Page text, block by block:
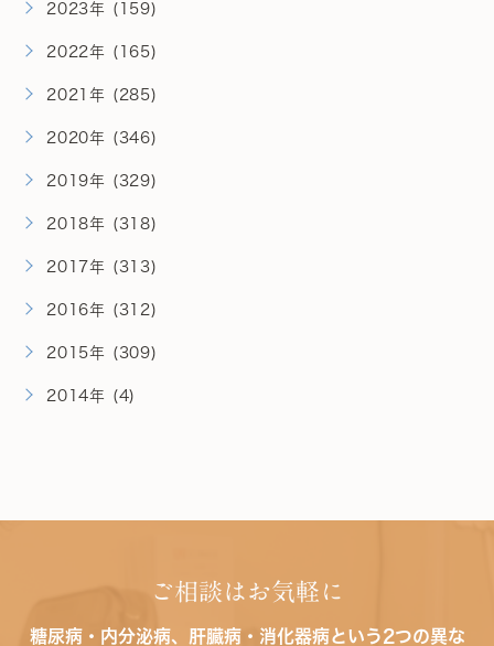
2023年 (159)
2022年 (165)
2021年 (285)
2020年 (346)
2019年 (329)
2018年 (318)
2017年 (313)
2016年 (312)
2015年 (309)
2014年 (4)
ご相談はお気軽に
糖尿病・内分泌病、肝臓病・消化器病という2つの異な